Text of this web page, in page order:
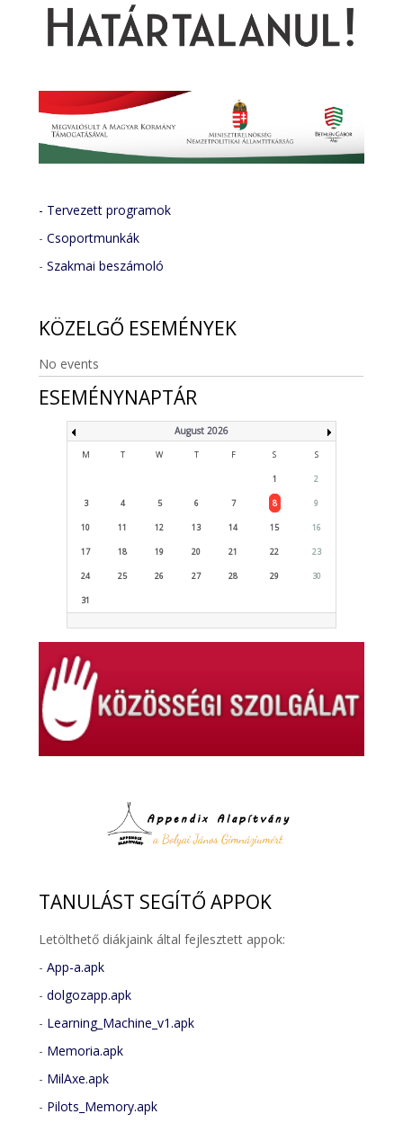
- Tervezett programok
-Csoportmunkák
-Szakmai beszámoló
KÖZELGŐ ESEMÉNYEK
No events
ESEMÉNYNAPTÁR
August 2026
M T W T F S S
1 2
3 4 5 6 7 8 9
10 11 12 13 14 15 16
17 18 19 20 21 22 23
24 25 26 27 28 29 30
31
TANULÁST SEGÍTŐ APPOK
Letölthető diákjaink által fejlesztett appok:
-App-a.apk
-dolgozapp.apk
- Learning_Machine_v1.apk
- Memoria.apk
- MilAxe.apk
- Pilots_Memory.apk